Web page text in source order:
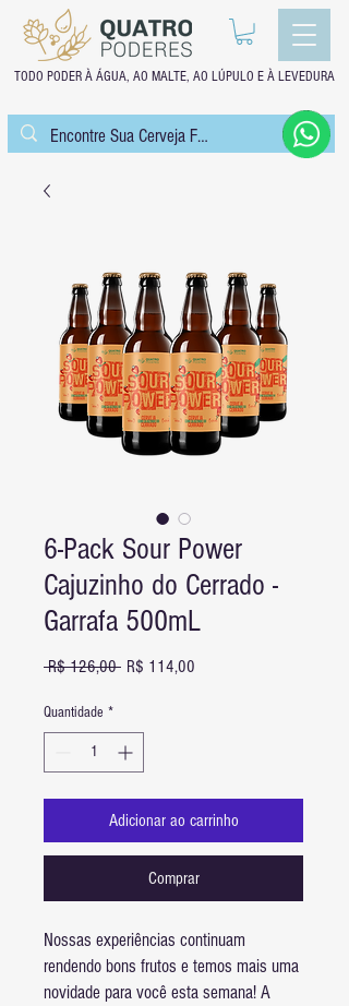
TODO PODER À ÁGUA, AO MALTE, AO LÚPULO E À LEVEDURA
6-Pack Sour Power
Cajuzinho do Cerrado -
Garrafa 500mL
R$ 126,00 Preço
R$ 114,00
Quantidade *
Adicionar ao carrinho
Comprar
Nossas experiências continuam
rendendo bons frutos e temos mais uma
novidade para você esta semana! A